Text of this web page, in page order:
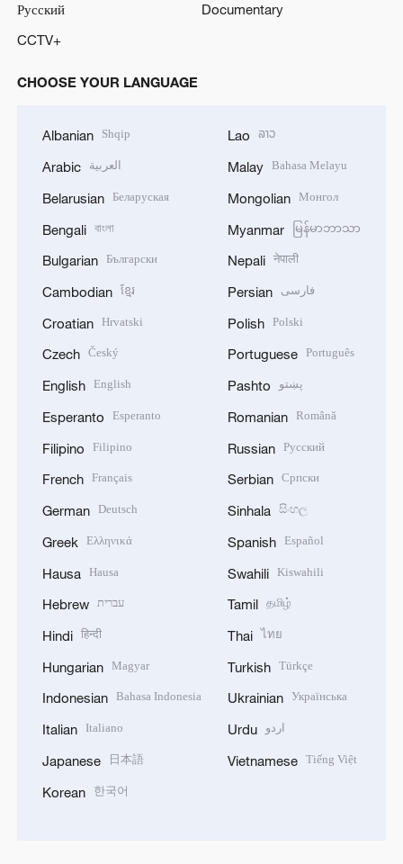
Русский
Documentary
CCTV+
CHOOSE YOUR LANGUAGE
Albanian Shqip
Arabic العربية
Belarusian Беларуская
Bengali বাংলা
Bulgarian Български
Cambodian ខ្មែរ
Croatian Hrvatski
Czech Český
English English
Esperanto Esperanto
Filipino Filipino
French Français
German Deutsch
Greek Ελληνικά
Hausa Hausa
Hebrew עברית
Hindi हिन्दी
Hungarian Magyar
Indonesian Bahasa Indonesia
Italian Italiano
Japanese 日本語
Korean 한국어
Lao ລາວ
Malay Bahasa Melayu
Mongolian Монгол
Myanmar မြန်မာဘာသာ
Nepali नेपाली
Persian فارسی
Polish Polski
Portuguese Português
Pashto پښتو
Romanian Română
Russian Русский
Serbian Српски
Sinhala සිංහල
Spanish Español
Swahili Kiswahili
Tamil தமிழ்
Thai ไทย
Turkish Türkçe
Ukrainian Українська
Urdu اردو
Vietnamese Tiếng Việt